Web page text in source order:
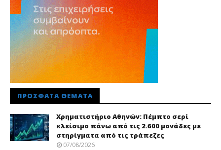
ΠΡΌΣΦΑΤΑ ΘΈΜΑΤΑ
Χρηματιστήριο Αθηνών: Πέμπτο σερί
κλείσιμο πάνω από τις 2.600 μονάδες με
στηρίγματα από τις τράπεζες
07/08/2026